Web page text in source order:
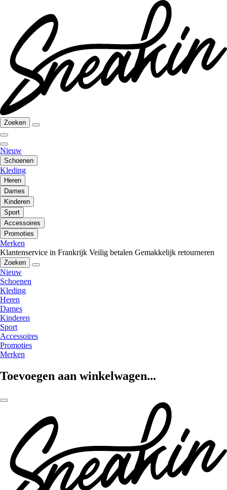
Zoeken
Nieuw
Schoenen
Kleding
Heren
Dames
Kinderen
Sport
Accessoires
Promoties
Merken
Klantenservice in Frankrijk Veilig betalen Gemakkelijk retourneren
Zoeken
Nieuw
Schoenen
Kleding
Heren
Dames
Kinderen
Sport
Accessoires
Promoties
Merken
Toevoegen aan winkelwagen...